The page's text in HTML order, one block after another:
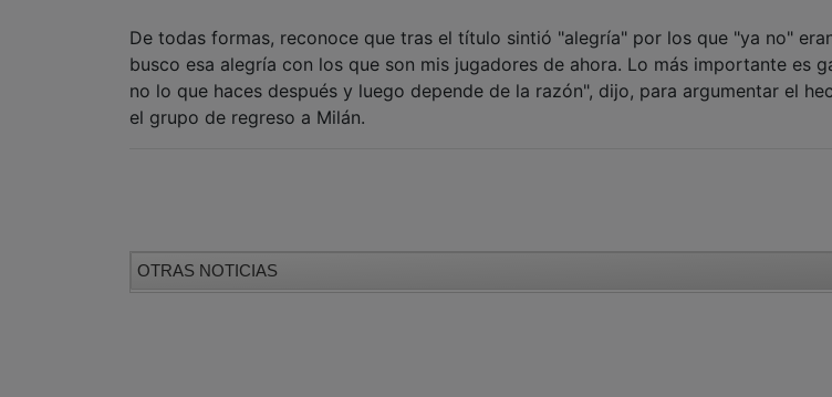
De todas formas, reconoce que tras el título sintió "alegría" por los que "ya no"
busco esa alegría con los que son mis jugadores de ahora. Lo más importante es
no lo que haces después y luego depende de la razón", dijo, para argumentar el
el grupo de regreso a Milán.
OTRAS NOTICIAS